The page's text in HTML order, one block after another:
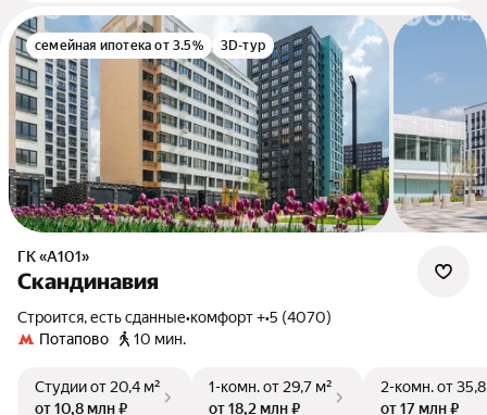
семейная ипотека от 3.5% 3D-тур
ГК «А101»
Скандинавия
Строится, есть сданные•комфорт +•5 (4070)
Потапово
10 мин.
Студииот 20,4 м²
от 10,8 млн ₽
1-комн.от 29,7 м²
от 18,2 млн ₽
2-комн.от
от 17 млн ₽